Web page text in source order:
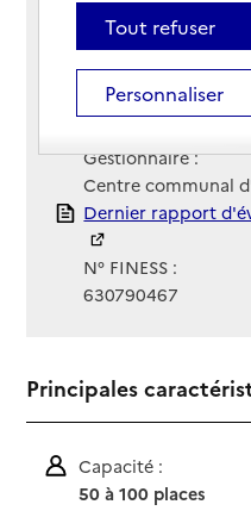
Voir itinéraire
Téléphone :
04 73 92 94 33
Contact
Contact
Gestionnaire :
Centre communal
Rapport HAS
Dernier rapport
N° FINESS :
630790467
Principales
Capacité :
50 à 100 places
Tout refuser
Personnaliser